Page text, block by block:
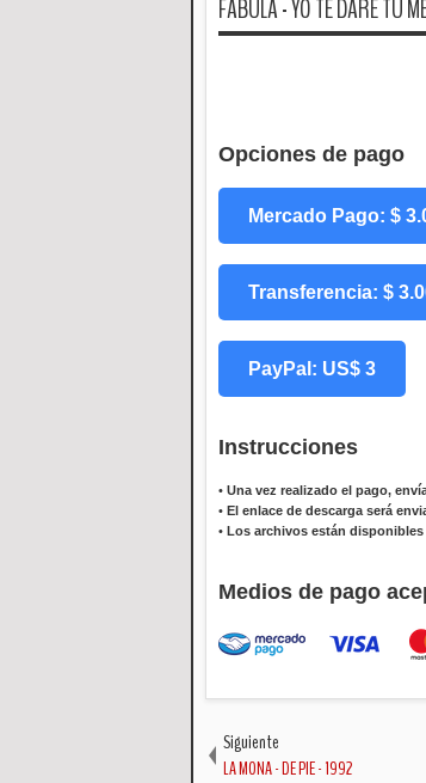
FABULA - YO TE DARE TU
Opciones de pago
Mercado Pago: $
Transferencia: $
PayPal: US$ 3
Instrucciones
• Una vez realizado el pago,
• El enlace de descarga será
• Los archivos están disponibles
Medios de pago
Siguiente
LA MONA - DE PIE - 1992